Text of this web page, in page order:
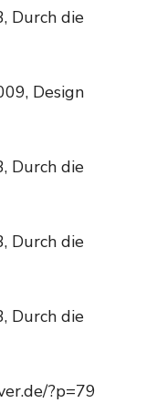
Durch die
Design
Durch die
Durch die
Durch die
?p=79